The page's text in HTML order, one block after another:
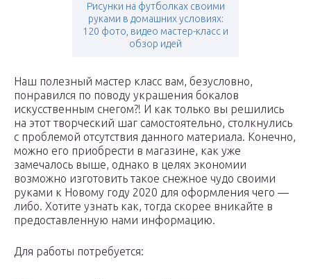
Рисунки на футболках своими
руками в домашних условиях:
120 фото, видео мастер-класс и
обзор идей
Наш полезный мастер класс вам, безусловно,
понравился по поводу украшения бокалов
искусственным снегом?! И как только вы решились
на этот творческий шаг самостоятельно, столкнулись
с проблемой отсутствия данного материала. Конечно,
можно его приобрести в магазине, как уже
замечалось выше, однако в целях экономии
возможно изготовить такое снежное чудо своими
руками к Новому году 2020 для оформления чего —
либо. Хотите узнать как, тогда скорее вникайте в
предоставленную нами информацию.
Для работы потребуется: